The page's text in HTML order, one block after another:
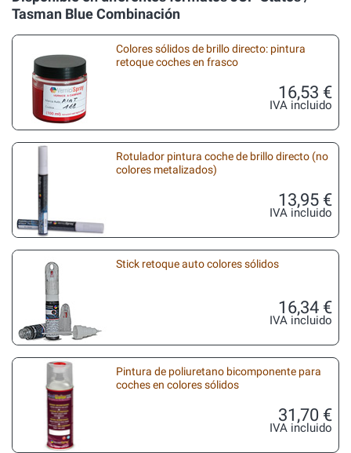
Tasman Blue Combinación
Colores sólidos de brillo directo: pintura
retoque coches en frasco
16,53 €
IVA incluido
Rotulador pintura coche de brillo directo (no
colores metalizados)
13,95 €
IVA incluido
Stick retoque auto colores sólidos
16,34 €
IVA incluido
Pintura de poliuretano bicomponente para
coches en colores sólidos
31,70 €
IVA incluido